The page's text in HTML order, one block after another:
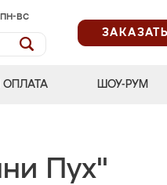
вс
ОПЛАТА ШОУ-РУМ
Пух"